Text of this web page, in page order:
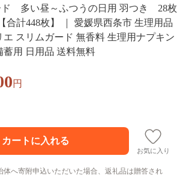
ド 多い昼～ふつうの日用 羽つき 28枚
合計448枚】 ｜ 愛媛県西条市 生理用品
エ スリムガード 無香料 生理用ナプキン
蓄用 日用品 送料無料
円
お気に入り
体へ寄附申込いただいた場合、返礼品は贈答され